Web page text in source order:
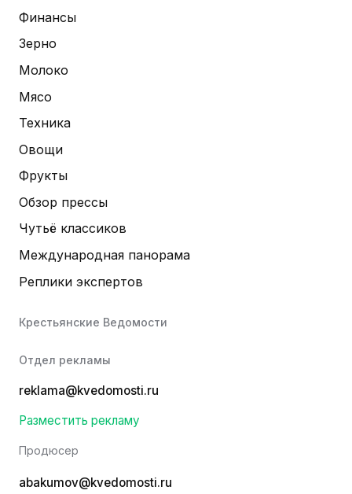
Финансы
Зерно
Молоко
Мясо
Техника
Овощи
Фрукты
Обзор прессы
Чутьё классиков
Международная панорама
Реплики экспертов
Крестьянские Ведомости
Отдел рекламы
reklama@kvedomosti.ru
Разместить рекламу
Продюсер
abakumov@kvedomosti.ru